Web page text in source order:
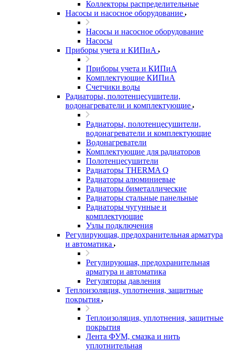
Коллекторы распределительные
Насосы и насосное оборудование
Насосы и насосное оборудование
Насосы
Приборы учета и КИПиА
Приборы учета и КИПиА
Комплектующие КИПиА
Счетчики воды
Радиаторы, полотенцесушители,
водонагреватели и комплектующие
Радиаторы, полотенцесушители,
водонагреватели и комплектующие
Водонагреватели
Комплектующие для радиаторов
Полотенцесушители
Радиаторы THERMA Q
Радиаторы алюминиевые
Радиаторы биметаллические
Радиаторы стальные панельные
Радиаторы чугунные и
комплектующие
Узлы подключения
Регулирующая, предохранительная арматура
и автоматика
Регулирующая, предохранительная
арматура и автоматика
Регуляторы давления
Теплоизоляция, уплотнения, защитные
покрытия
Теплоизоляция, уплотнения, защитные
покрытия
Лента ФУМ, смазка и нить
уплотнительная